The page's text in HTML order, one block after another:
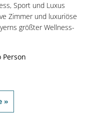
Sport und Luxus
Zimmer und luxuriöse
größter Wellness-
Person
»